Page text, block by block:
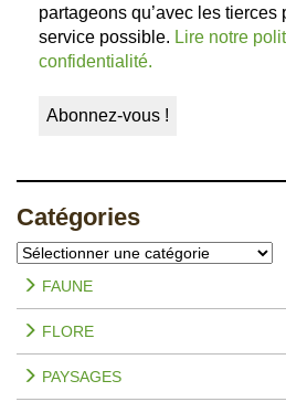
partageons qu’avec les
service possible. Lire notre
confidentialité.
Catégories
Catégories
FAUNE
FLORE
PAYSAGES